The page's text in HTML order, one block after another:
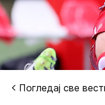
Погледај све